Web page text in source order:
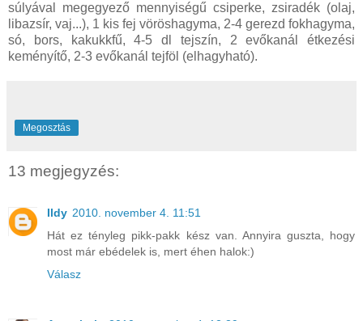
súlyával megegyező mennyiségű csiperke, zsiradék (olaj,
libazsír, vaj...), 1 kis fej vöröshagyma, 2-4 gerezd fokhagyma,
só, bors, kakukkfű, 4-5 dl tejszín, 2 evőkanál étkezési
keményítő, 2-3 evőkanál tejföl (elhagyható).
Megosztás
13 megjegyzés:
Ildy 2010. november 4. 11:51
Hát ez tényleg pikk-pakk kész van. Annyira guszta, hogy
most már ebédelek is, mert éhen halok:)
Válasz